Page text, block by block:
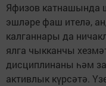
Яфизов катнашында
эшләре фаш ителә,
калганнары да
ялга чыкканчы
дисциплинаны һәм
активлык күрсәтә.